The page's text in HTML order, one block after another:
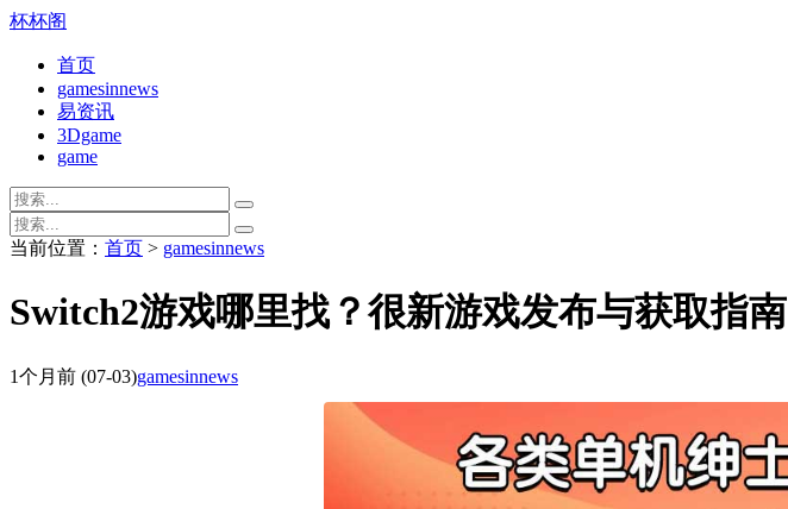
杯杯阁
首页
gamesinnews
易资讯
3Dgame
game
当前位置： 首页 > gamesinnews
Switch2游戏哪里找？很新游戏发布与获取指南
1个月前 (07-03)gamesinnews